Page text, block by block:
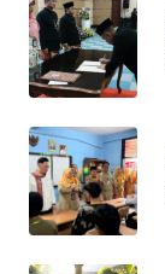
HUMBANG
NEWS
NEWS
FISUELRI
ID